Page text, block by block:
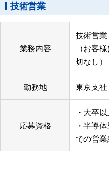
技術営業
業務内容
技術営
（お客
切なし）
勤務地 東京支社
応募資格
・大卒以
・半導
での営